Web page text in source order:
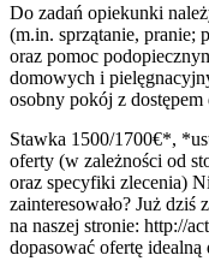
Do zadań opiekunki
(m.in. sprzątanie, pranie;
oraz pomoc
domowych i
osobny pokój z
Stawka 1500/1700€*,
oferty (w zależności od
oraz specyfiki zlecenia)
zainteresowało? Już dziś
na naszej stronie: http://
dopasować ofertę